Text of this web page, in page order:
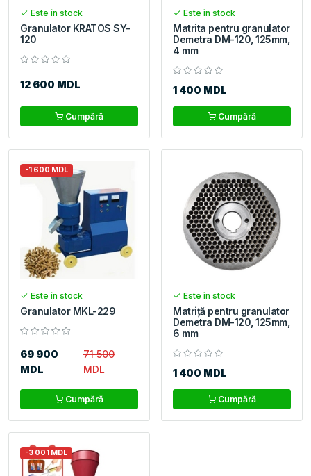
Este în stock
Granulator KRATOS SY-
120
12 600 MDL
Cumpără
Este în stock
Matrita pentru granulator
Demetra DM-120, 125mm,
4 mm
1 400 MDL
Cumpără
-1 600 MDL
Este în stock
Granulator MKL-229
69 900
MDL
71 500
MDL
Cumpără
Este în stock
Matriță pentru granulator
Demetra DM-120, 125mm,
6 mm
1 400 MDL
Cumpără
-3 001 MDL